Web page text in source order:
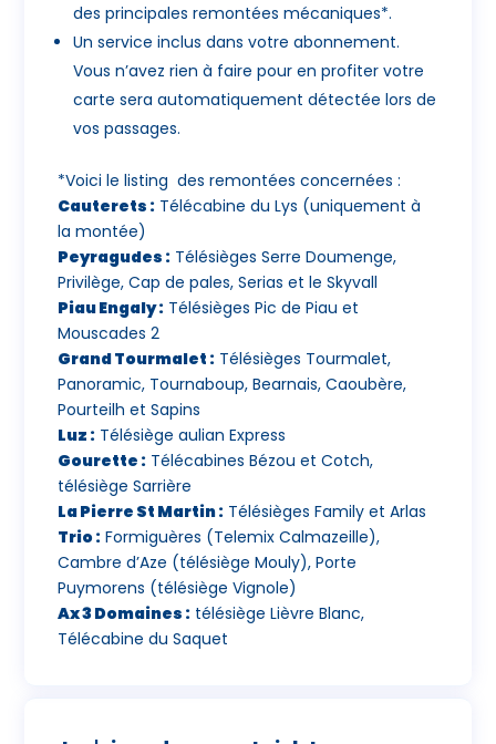
des principales remontées mécaniques*.
Un service inclus dans votre abonnement.
Vous n’avez rien à faire pour en profiter votre
carte sera automatiquement détectée lors de
vos passages.
*Voici le listing des remontées concernées :
Cauterets : Télécabine du Lys (uniquement à
la montée)
Peyragudes : Télésièges Serre Doumenge,
Privilège, Cap de pales, Serias et le Skyvall
Piau Engaly : Télésièges Pic de Piau et
Mouscades 2
Grand Tourmalet : Télésièges Tourmalet,
Panoramic, Tournaboup, Bearnais, Caoubère,
Pourteilh et Sapins
Luz : Télésiège aulian Express
Gourette : Télécabines Bézou et Cotch,
télésiège Sarrière
La Pierre St Martin : Télésièges Family et Arlas
Trio : Formiguères (Telemix Calmazeille),
Cambre d’Aze (télésiège Mouly), Porte
Puymorens (télésiège Vignole)
Ax 3 Domaines : télésiège Lièvre Blanc,
Télécabine du Saquet